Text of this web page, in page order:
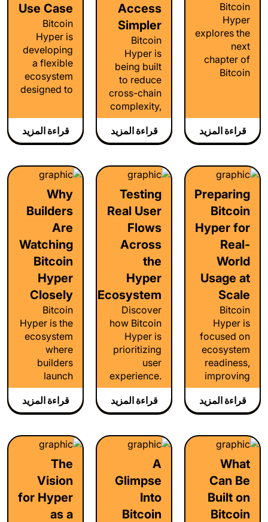
Bitcoin
Hyper
explores the
next
chapter of
Bitcoin
interact with
Bitcoin
preserving
security,
transparency,
and long-
term
reliability.
قراءة المزيد
Access
Simpler
Bitcoin
Hyper is
being built
to reduce
cross-chain
complexity,
improve
accessibility,
and make
across
ecosystems
feel
seamless
intuitive.
قراءة المزيد
Use Case
Bitcoin
Hyper is
developing
a flexible
ecosystem
designed to
staking,
wallets,
transfers,
builders,
and future
applications
as adoption
grows.
قراءة المزيد
Preparing
Bitcoin
Hyper for
Real-
World
Usage at
Scale
Bitcoin
Hyper is
focused on
ecosystem
readiness,
improving
performance,
reliability,
staking,
bridge, and
systems for
long-term
network
growth.
قراءة المزيد
Testing
Real User
Flows
Across
the
Hyper
Ecosystem
Discover
how Bitcoin
Hyper is
prioritizing
user
experience.
From
streamlined
wallets to
asset
learn how
the
ecosystem
is evolving.
قراءة المزيد
Why
Builders
Are
Watching
Bitcoin
Hyper
Closely
Bitcoin
Hyper is the
ecosystem
where
builders
launch
wallets,
finance
tools, and
powered by
infrastructure.
Real utility.
More soon.
قراءة المزيد
What
Can Be
Built on
Bitcoin
A
Glimpse
Into
Bitcoin
The
Vision
for Hyper
as a